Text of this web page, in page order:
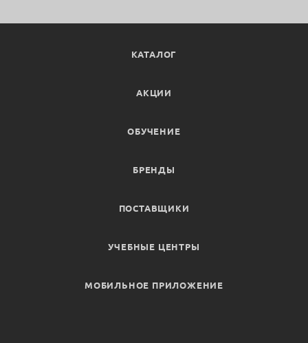
КАТАЛОГ
АКЦИИ
ОБУЧЕНИЕ
БРЕНДЫ
ПОСТАВЩИКИ
УЧЕБНЫЕ ЦЕНТРЫ
МОБИЛЬНОЕ ПРИЛОЖЕНИЕ